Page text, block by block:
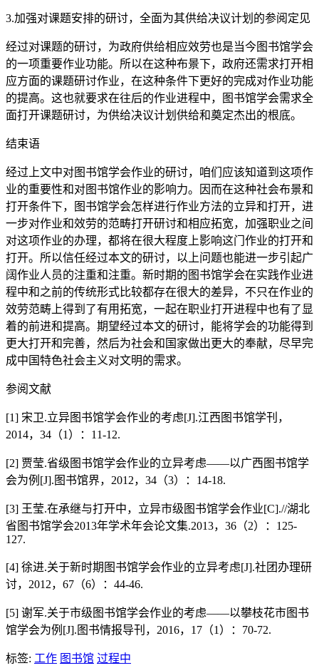
3.加强对课题安排的研讨，全面为其供给决议计划的参阅定见
经过对课题的研讨，为政府供给相应效劳也是当今图书馆学会
的一项重要作业功能。所以在这种布景下，政府还需求打开相
应方面的课题研讨作业，在这种条件下更好的完成对作业功能
的提高。这也就要求在往后的作业进程中，图书馆学会需求全
面打开课题研讨，为供给决议计划供给和奠定杰出的根底。
结束语
经过上文中对图书馆学会作业的研讨，咱们应该知道到这项作
业的重要性和对图书馆作业的影响力。因而在这种社会布景和
打开条件下，图书馆学会怎样进行作业方法的立异和打开，进
一步对作业和效劳的范畴打开研讨和相应拓宽，加强职业之间
对这项作业的办理，都将在很大程度上影响这门作业的打开和
打开。所以信任经过本文的研讨，以上问题也能进一步引起广
阔作业人员的注重和注重。新时期的图书馆学会在实践作业进
程中和之前的传统形式比较都存在很大的差异，不只在作业的
效劳范畴上得到了有用拓宽，一起在职业打开进程中也有了显
着的前进和提高。期望经过本文的研讨，能将学会的功能得到
更大打开和完善，然后为社会和国家做出更大的奉献，尽早完
成中国特色社会主义对文明的需求。
参阅文献
[1] 宋卫.立异图书馆学会作业的考虑[J].江西图书馆学刊，
2014，34（1）：11-12.
[2] 贾莹.省级图书馆学会作业的立异考虑——以广西图书馆学
会为例[J].图书馆界，2012，34（3）：14-18.
[3] 王莹.在承继与打开中，立异市级图书馆学会作业[C].//湖北
省图书馆学会2013年学术年会论文集.2013，36（2）：125-
127.
[4] 徐进.关于新时期图书馆学会作业的立异考虑[J].社团办理研
讨，2012，67（6）：44-46.
[5] 谢军.关于市级图书馆学会作业的考虑——以攀枝花市图书
馆学会为例[J].图书情报导刊，2016，17（1）：70-72.
标签: 工作 图书馆 过程中